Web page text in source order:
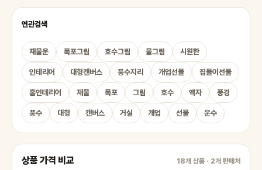
연관검색
재물운 폭포그림 호수그림 물그림 시원한
인테리어 대형캔버스 풍수지리 개업선물 집들이선물
홈인테리어 재물 폭포 그림 호수 액자 풍경
풍수 대형 캔버스 거실 개업 선물 운수
상품 가격 비교 18개 상품 · 2개 판매처